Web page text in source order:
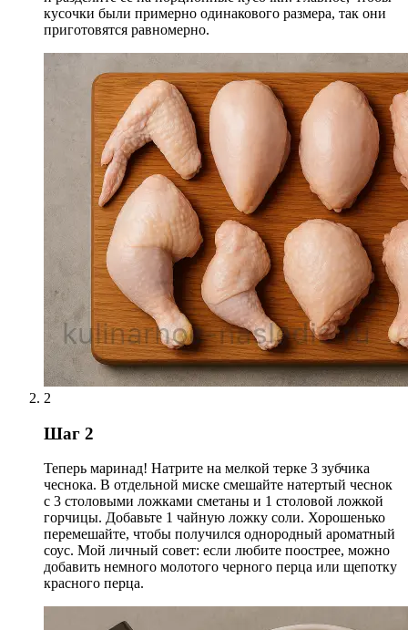
кусочки были примерно одинакового размера, так они
приготовятся равномерно.
2
Шаг 2
Теперь маринад! Натрите на мелкой терке 3 зубчика
чеснока. В отдельной миске смешайте натертый чеснок
с 3 столовыми ложками сметаны и 1 столовой ложкой
горчицы. Добавьте 1 чайную ложку соли. Хорошенько
перемешайте, чтобы получился однородный ароматный
соус. Мой личный совет: если любите поострее, можно
добавить немного молотого черного перца или щепотку
красного перца.